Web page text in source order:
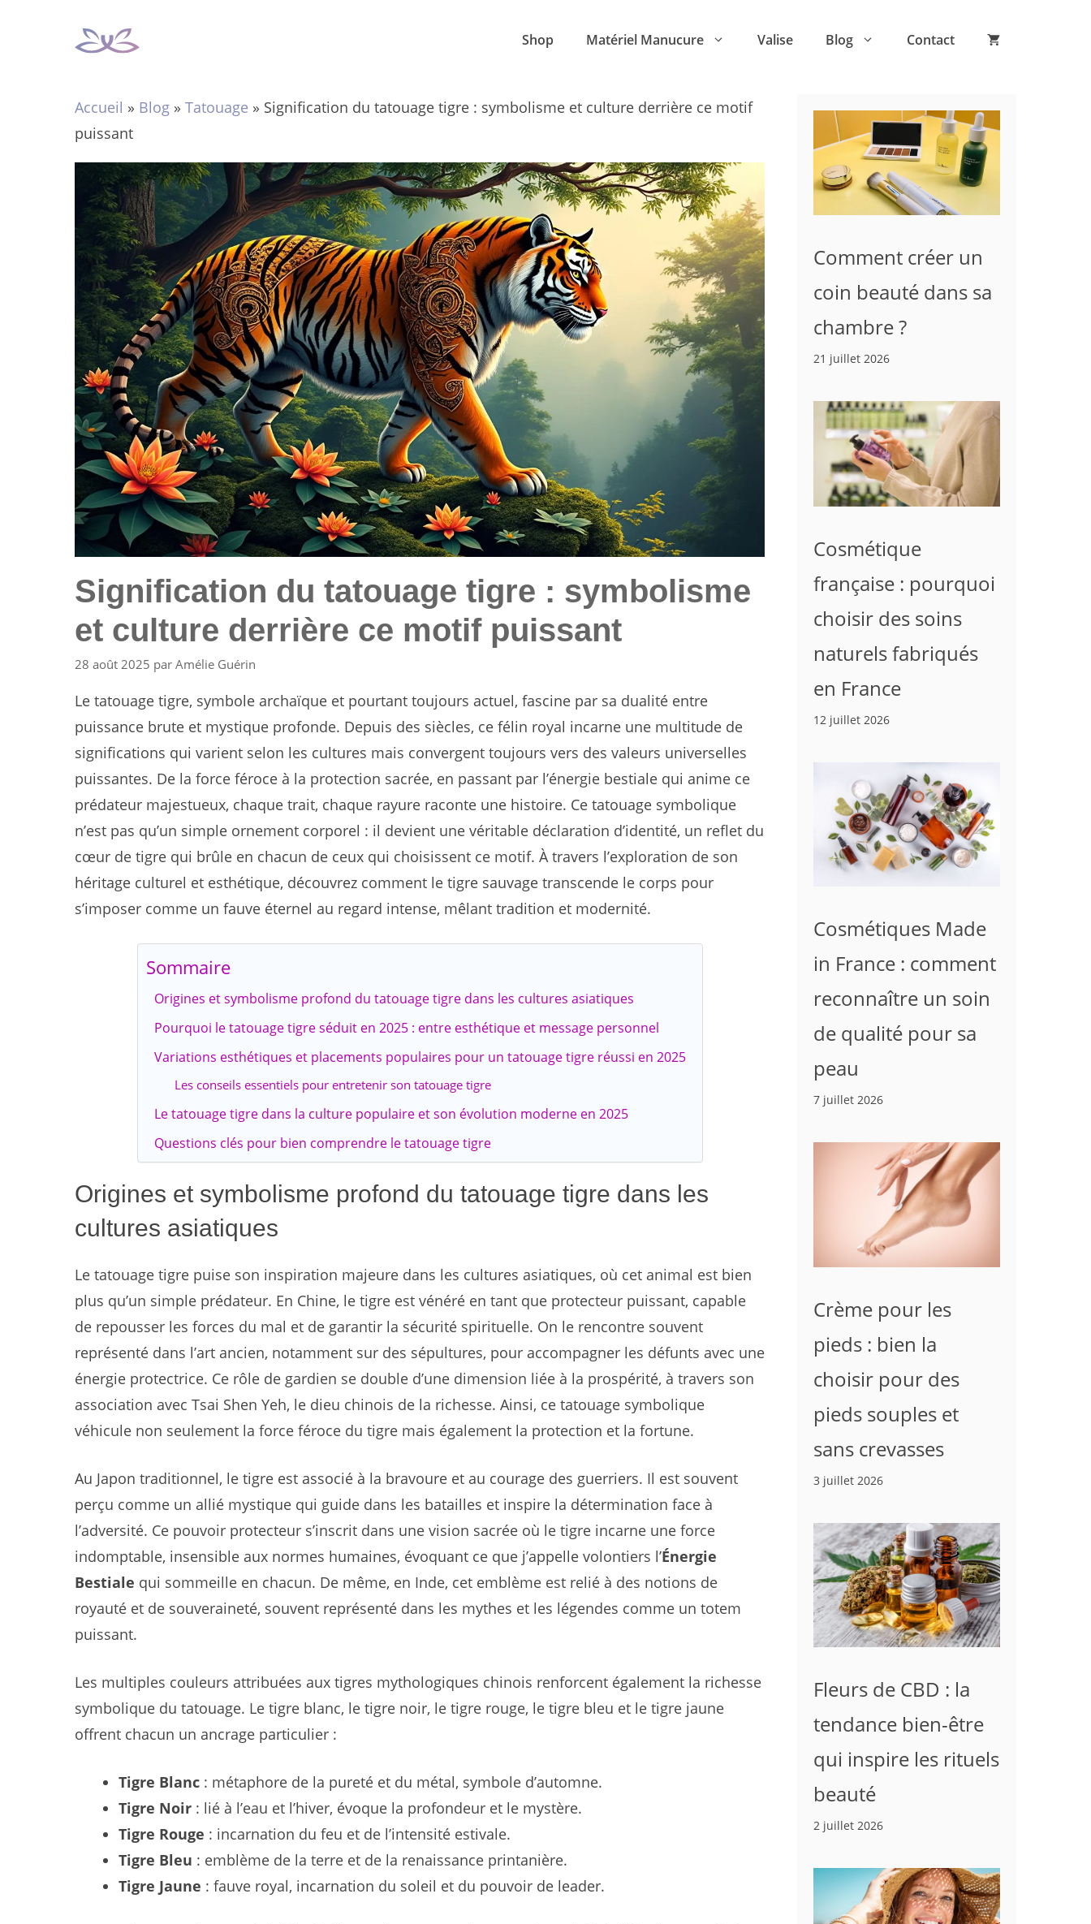
Shop Matériel Manucure Valise Blog Contact
Accueil » Blog » Tatouage » Signification du tatouage tigre : symbolisme et culture derrière ce motif
puissant
Signification du tatouage tigre : symbolisme
et culture derrière ce motif puissant
28 août 2025 par Amélie Guérin
Le tatouage tigre, symbole archaïque et pourtant toujours actuel, fascine par sa dualité entre
puissance brute et mystique profonde. Depuis des siècles, ce félin royal incarne une multitude de
significations qui varient selon les cultures mais convergent toujours vers des valeurs universelles
puissantes. De la force féroce à la protection sacrée, en passant par l’énergie bestiale qui anime ce
prédateur majestueux, chaque trait, chaque rayure raconte une histoire. Ce tatouage symbolique
n’est pas qu’un simple ornement corporel : il devient une véritable déclaration d’identité, un reflet du
cœur de tigre qui brûle en chacun de ceux qui choisissent ce motif. À travers l’exploration de son
héritage culturel et esthétique, découvrez comment le tigre sauvage transcende le corps pour
s’imposer comme un fauve éternel au regard intense, mêlant tradition et modernité.
Sommaire
Origines et symbolisme profond du tatouage tigre dans les cultures asiatiques
Pourquoi le tatouage tigre séduit en 2025 : entre esthétique et message personnel
Variations esthétiques et placements populaires pour un tatouage tigre réussi en 2025
Les conseils essentiels pour entretenir son tatouage tigre
Le tatouage tigre dans la culture populaire et son évolution moderne en 2025
Questions clés pour bien comprendre le tatouage tigre
Origines et symbolisme profond du tatouage tigre dans les
cultures asiatiques
Le tatouage tigre puise son inspiration majeure dans les cultures asiatiques, où cet animal est bien
plus qu’un simple prédateur. En Chine, le tigre est vénéré en tant que protecteur puissant, capable
de repousser les forces du mal et de garantir la sécurité spirituelle. On le rencontre souvent
représenté dans l’art ancien, notamment sur des sépultures, pour accompagner les défunts avec une
énergie protectrice. Ce rôle de gardien se double d’une dimension liée à la prospérité, à travers son
association avec Tsai Shen Yeh, le dieu chinois de la richesse. Ainsi, ce tatouage symbolique
véhicule non seulement la force féroce du tigre mais également la protection et la fortune.
Au Japon traditionnel, le tigre est associé à la bravoure et au courage des guerriers. Il est souvent
perçu comme un allié mystique qui guide dans les batailles et inspire la détermination face à
l’adversité. Ce pouvoir protecteur s’inscrit dans une vision sacrée où le tigre incarne une force
indomptable, insensible aux normes humaines, évoquant ce que j’appelle volontiers l’Énergie
Bestiale qui sommeille en chacun. De même, en Inde, cet emblème est relié à des notions de
royauté et de souveraineté, souvent représenté dans les mythes et les légendes comme un totem
puissant.
Les multiples couleurs attribuées aux tigres mythologiques chinois renforcent également la richesse
symbolique du tatouage. Le tigre blanc, le tigre noir, le tigre rouge, le tigre bleu et le tigre jaune
offrent chacun un ancrage particulier :
Tigre Blanc : métaphore de la pureté et du métal, symbole d’automne.
Tigre Noir : lié à l’eau et l’hiver, évoque la profondeur et le mystère.
Tigre Rouge : incarnation du feu et de l’intensité estivale.
Tigre Bleu : emblème de la terre et de la renaissance printanière.
Tigre Jaune : fauve royal, incarnation du soleil et du pouvoir de leader.
Comment créer un
coin beauté dans sa
chambre ?
21 juillet 2026
Cosmétique
française : pourquoi
choisir des soins
naturels fabriqués
en France
12 juillet 2026
Cosmétiques Made
in France : comment
reconnaître un soin
de qualité pour sa
peau
7 juillet 2026
Crème pour les
pieds : bien la
choisir pour des
pieds souples et
sans crevasses
3 juillet 2026
Fleurs de CBD : la
tendance bien-être
qui inspire les rituels
beauté
2 juillet 2026